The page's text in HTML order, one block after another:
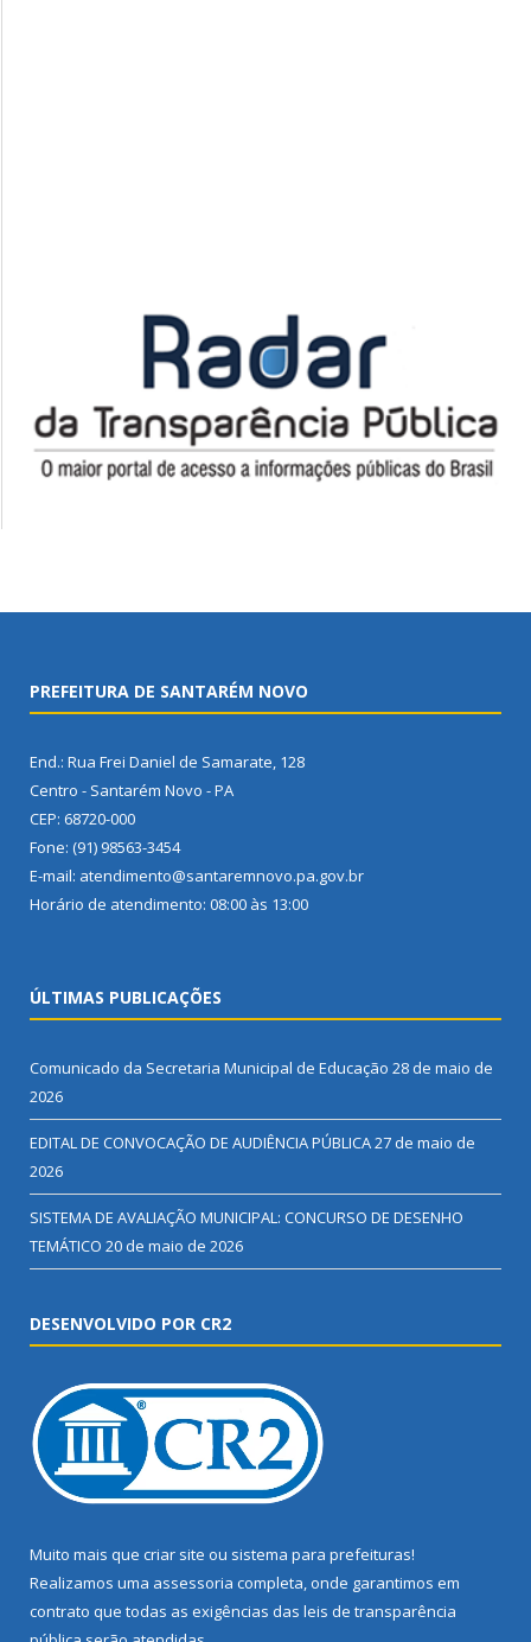
PREFEITURA DE SANTARÉM NOVO
End.: Rua Frei Daniel de Samarate, 128
Centro - Santarém Novo - PA
CEP: 68720-000
Fone: (91) 98563-3454
E-mail: atendimento@santaremnovo.pa.gov.br
Horário de atendimento: 08:00 às 13:00
ÚLTIMAS PUBLICAÇÕES
Comunicado da Secretaria Municipal de Educação 28 de maio de
2026
EDITAL DE CONVOCAÇÃO DE AUDIÊNCIA PÚBLICA27 de maio de
2026
SISTEMA DE AVALIAÇÃO MUNICIPAL: CONCURSO DE DESENHO
TEMÁTICO 20 de maio de 2026
DESENVOLVIDO POR CR2
Muito mais que criar site ou sistema para prefeituras!
Realizamos uma assessoria completa, onde garantimos em
contrato que todas as exigências das leis de transparência